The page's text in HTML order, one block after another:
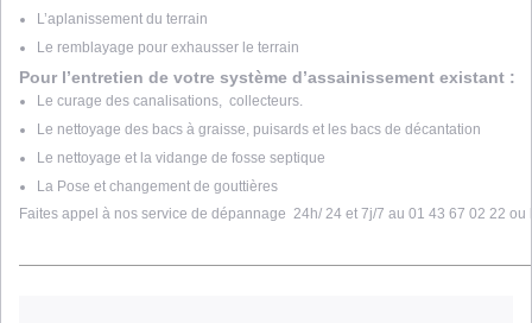
L’aplanissement du terrain
Le remblayage pour exhausser le terrain
Pour l’entretien de votre système d’assainissement existant :
Le curage des canalisations, collecteurs.
Le nettoyage des bacs à graisse, puisards et les bacs de décantation
Le nettoyage et la vidange de fosse septique
La Pose et changement de gouttières
Faites appel à nos service de dépannage 24h/ 24 et 7j/7 au 01 43 67 02 22 ou